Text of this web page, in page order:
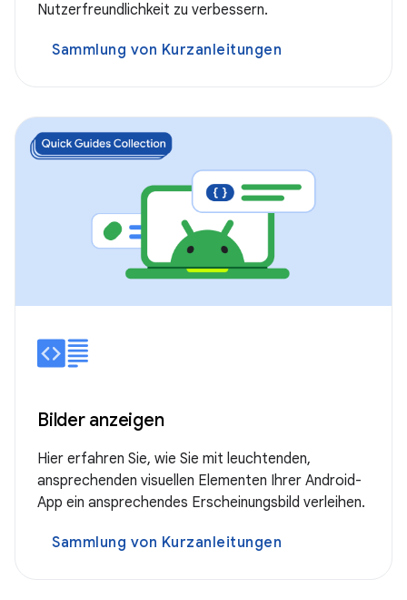
Nutzerfreundlichkeit zu verbessern.
Sammlung von Kurzanleitungen
Bilder anzeigen
Hier erfahren Sie, wie Sie mit leuchtenden,
ansprechenden visuellen Elementen Ihrer Android-
App ein ansprechendes Erscheinungsbild verleihen.
Sammlung von Kurzanleitungen